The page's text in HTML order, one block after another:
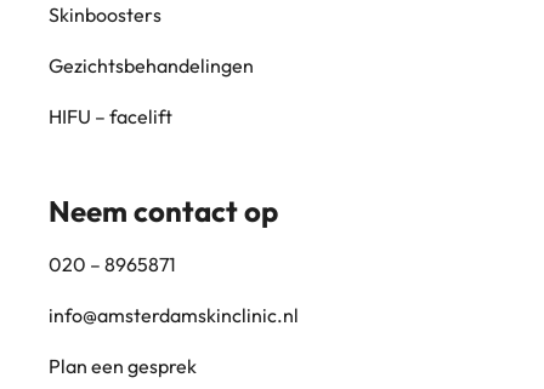
Skinboosters
Gezichtsbehandelingen
HIFU – facelift
Neem contact op
020 – 8965871
info@amsterdamskinclinic.nl
Plan een gesprek